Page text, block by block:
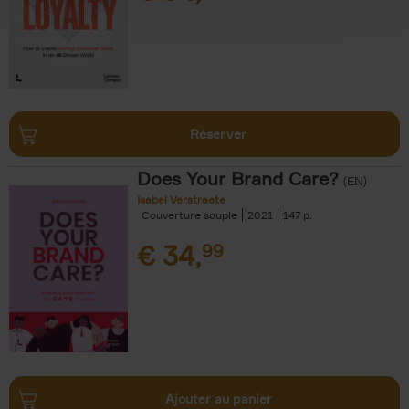
Réserver
Does Your Brand Care? (EN)
Isabel Verstraete
Couverture souple
2021 147
€ 34,99
Ajouter au panier